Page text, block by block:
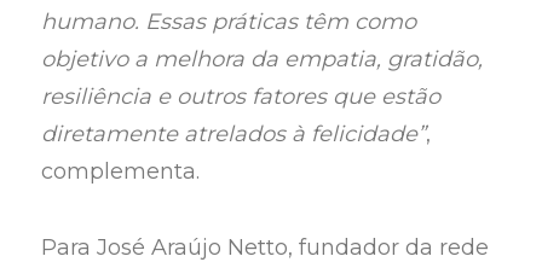
humano. Essas práticas têm como
objetivo a melhora da empatia, gratidão,
resiliência e outros fatores que estão
diretamente atrelados à felicidade”,
complementa.
Para José Araújo Netto, fundador da rede